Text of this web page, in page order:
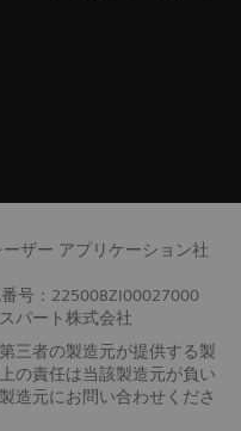
ザー アプリケーション社
号：22500BZI00027000
パート株式会社
三者の製造元が提供する製
の責任は当該製造元が負い
造元にお問い合わせくださ